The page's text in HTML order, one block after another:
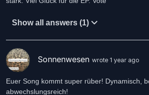
Show all answers (1)
Sonnenwesen wrote 1 year ago
Euer Song kommt super rüber! Dynamisch,
abwechslungsreich!